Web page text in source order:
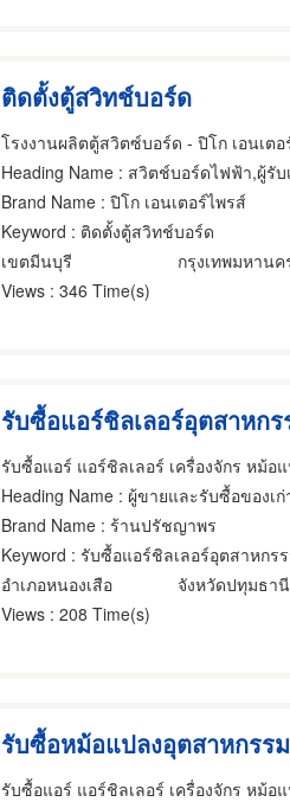
ติดตั้งตู้สวิทช์บอร์ด
โรงงานผลิตตู้สวิตซ์บอร์ด - ปิโก เอนเตอ
Heading Name : สวิตช์บอร์ดไฟฟ้า,ผู้รับเหมาซ่อมและบำรุงรักษาระบบไฟฟ้าและเครื่องกลอ
Brand Name : ปิโก เอนเตอร์ไพรส์
Keyword : ติดตั้งตู้สวิทช์บอร์ด
เขตมีนบุรี
กรุงเทพมหานค
Views : 346 Time(s)
Heading Name : ผู้ขายและรับซื้อของเก่าและเ
Brand Name : ร้านปรัชญาพร
Keyword : รับซื้อแอร์ชิลเลอร์อุตสาหกร
อำเภอหนองเสือ
จังหวัดปทุมธานี
Views : 208 Time(s)